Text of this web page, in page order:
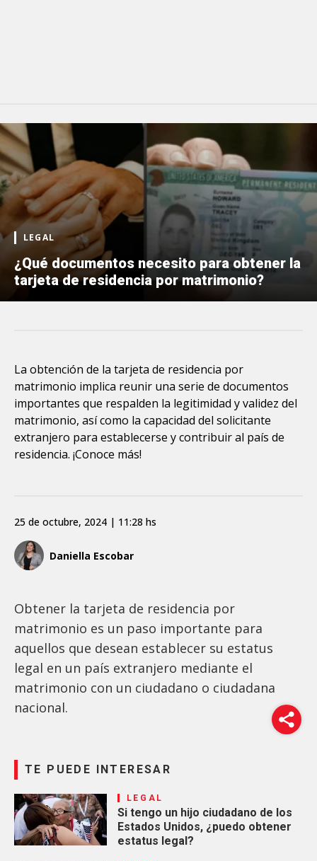
LEGAL
¿Qué documentos necesito para obtener la
tarjeta de residencia por matrimonio?
La obtención de la tarjeta de residencia por
matrimonio implica reunir una serie de documentos
importantes que respalden la legitimidad y validez del
matrimonio, así como la capacidad del solicitante
extranjero para establecerse y contribuir al país de
residencia. ¡Conoce más!
Daniella Escobar
25 de octubre, 2024 | 11:28 hs
Obtener la tarjeta de residencia por
matrimonio es un paso importante para
aquellos que desean establecer su estatus
legal en un país extranjero mediante el
matrimonio con un ciudadano o ciudadana
nacional.
TE PUEDE INTERESAR
LEGAL
Si tengo un hijo ciudadano de los
Estados Unidos, ¿puedo obtener
estatus legal?